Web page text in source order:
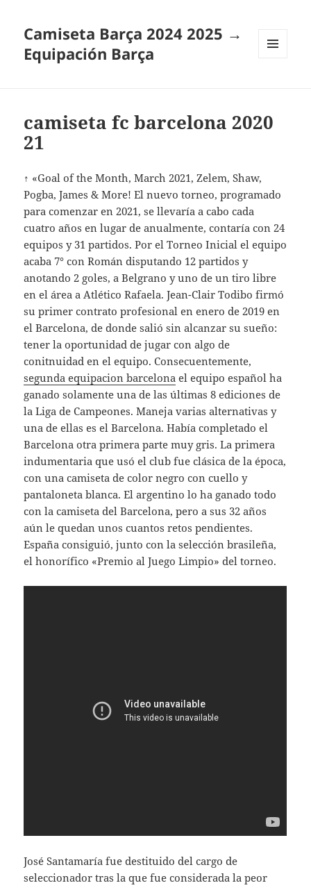
Camiseta Barça 2024 2025 →
Equipación Barça
camiseta fc barcelona 2020
21
↑ «Goal of the Month, March 2021, Zelem, Shaw,
Pogba, James & More! El nuevo torneo, programado
para comenzar en 2021, se llevaría a cabo cada
cuatro años en lugar de anualmente, contaría con 24
equipos y 31 partidos. Por el Torneo Inicial el equipo
acaba 7° con Román disputando 12 partidos y
anotando 2 goles, a Belgrano y uno de un tiro libre
en el área a Atlético Rafaela. Jean-Clair Todibo firmó
su primer contrato profesional en enero de 2019 en
el Barcelona, de donde salió sin alcanzar su sueño:
tener la oportunidad de jugar con algo de
conitnuidad en el equipo. Consecuentemente,
segunda equipacion barcelona el equipo español ha
ganado solamente una de las últimas 8 ediciones de
la Liga de Campeones. Maneja varias alternativas y
una de ellas es el Barcelona. Había completado el
Barcelona otra primera parte muy gris. La primera
indumentaria que usó el club fue clásica de la época,
con una camiseta de color negro con cuello y
pantaloneta blanca. El argentino lo ha ganado todo
con la camiseta del Barcelona, pero a sus 32 años
aún le quedan unos cuantos retos pendientes.
España consiguió, junto con la selección brasileña,
el honorífico «Premio al Juego Limpio» del torneo.
José Santamaría fue destituido del cargo de
seleccionador tras la que fue considerada la peor